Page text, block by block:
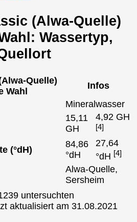
(Alwa-Quelle)
Wassertyp,
Quelle)
Wahl
Infos
Mineralwasser
15,11
GH
4,92 GH
[4]
(°dH)
84,86
°dH
27,64
°dH [4]
Alwa-Quelle,
Sersheim
untersuchten
aktualisiert am 31.08.2021